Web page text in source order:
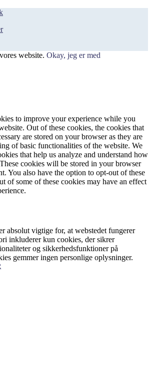
kr..
website. Okay, jeg er med
to improve your experience while you
Out of these cookies, the cookies that
are stored on your browser as they are
of basic functionalities of the website. We
that help us analyze and understand how
cookies will be stored in your browser
You also have the option to opt-out of these
of some of these cookies may have an effect
absolut vigtige for, at webstedet fungerer
inkluderer kun cookies, der sikrer
og sikkerhedsfunktioner på
gemmer ingen personlige oplysninger.